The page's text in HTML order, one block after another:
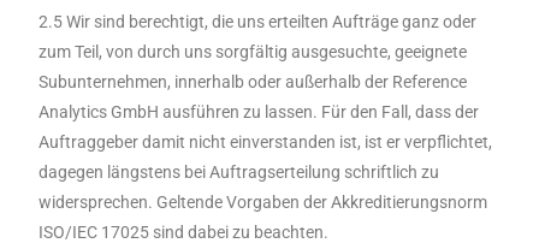
2.5 Wir sind berechtigt, die uns erteilten Aufträge ganz oder
zum Teil, von durch uns sorgfältig ausgesuchte, geeignete
Subunternehmen, innerhalb oder außerhalb der Reference
Analytics GmbH ausführen zu lassen. Für den Fall, dass der
Auftraggeber damit nicht einverstanden ist, ist er verpflichtet,
dagegen längstens bei Auftragserteilung schriftlich zu
widersprechen. Geltende Vorgaben der Akkreditierungsnorm
ISO/IEC 17025 sind dabei zu beachten.